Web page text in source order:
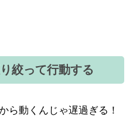
絞って行動する
ら動くんじゃ遅過ぎる！